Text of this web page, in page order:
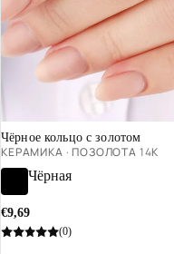
Хит продаж
Чёрное кольцо с золотом
КЕРАМИКА · ПОЗОЛОТА 14К
Чёрная
€9,69
(0)